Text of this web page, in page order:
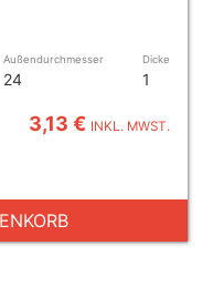
Außendurchmesser
24
Dicke
1
3,13 € INKL. MWST.